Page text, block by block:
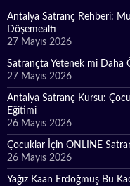
Antalya Satranç Rehberi:
Döşemealtı
27 Mayıs 2026
Satrançta Yetenek mi Daha
27 Mayıs 2026
Antalya Satranç Kursu:
Eğitimi
26 Mayıs 2026
Çocuklar İçin ONLINE
26 Mayıs 2026
Yağız Kaan Erdoğmuş Bu